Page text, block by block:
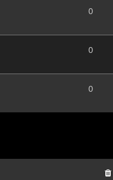
0
0
0